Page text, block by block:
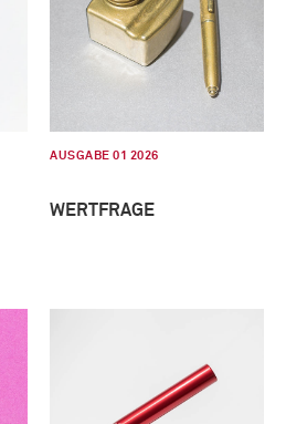
AUSGABE 01 2026
WERTFRAGE